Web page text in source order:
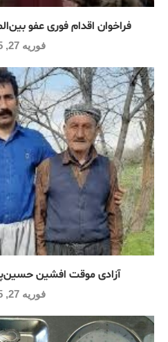
فراخوان اقدام فوری عفو
فوریه 27, 2025
آزادی موقت افشین حسین‌پناهی
فوریه 27, 2025